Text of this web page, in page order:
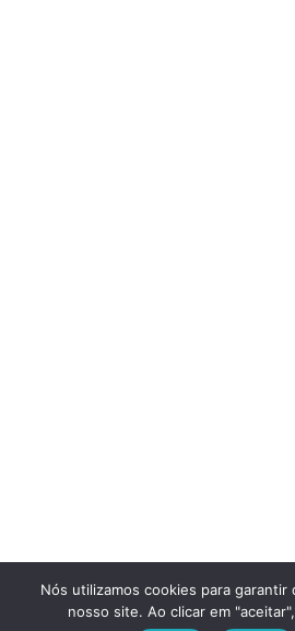
Nós utilizamos cookies para
nosso site. Ao clicar em